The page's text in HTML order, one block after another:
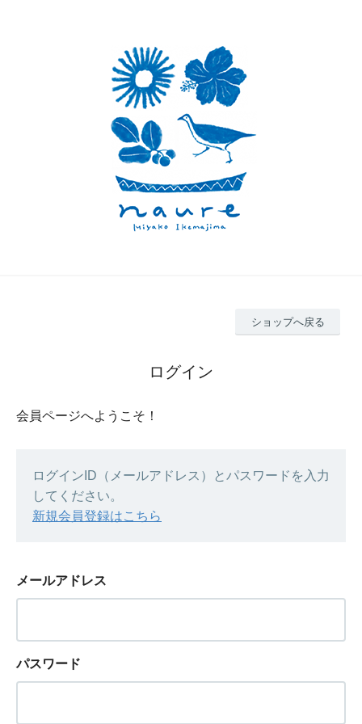
ショップへ戻る
ログイン
会員ページへようこそ！
ログインID（メールアドレス）とパスワードを入力
してください。
新規会員登録はこちら
メールアドレス
パスワード